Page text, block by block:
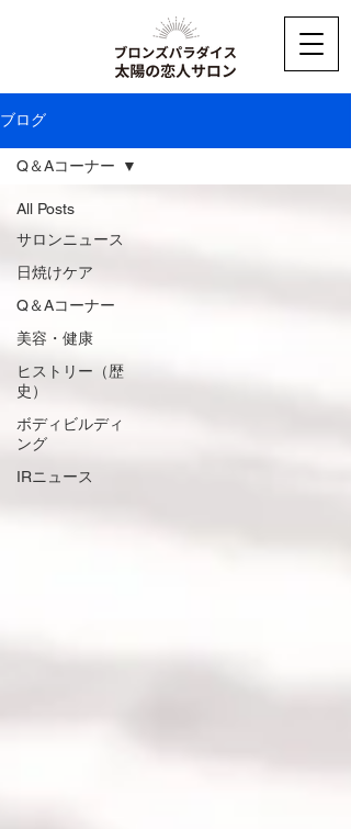
ブログ
All Posts
サロンニュース
日焼けケア
Q＆Aコーナー
美容・健康
ヒストリー（歴
史）
ボディビルディ
ング
IRニュース
Q＆Aコーナー